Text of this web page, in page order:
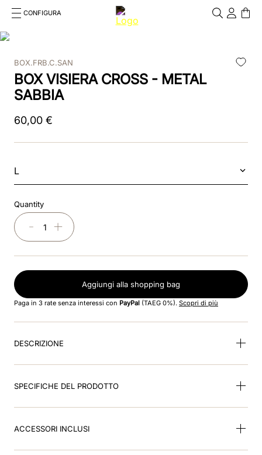
CONFIGURA
Cosa stai cercando?
1.kep cromo 2 0
2 kep
3.helmet
6. accessori
7.front
8.visor
BOX.FRB.C.SAN
BOX VISIERA CROSS - METAL
SABBIA
60,00 €
L
Quantity
＋
－
Aggiungi alla shopping bag
Paga in 3 rate senza interessi con PayPal (TAEG 0%). Scopri di più
DESCRIZIONE
SPECIFICHE DEL PRODOTTO
ACCESSORI INCLUSI